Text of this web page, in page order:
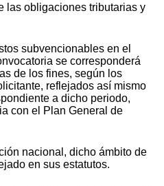
las obligaciones tributarias y
subvencionables en el
se corresponderá
de los fines, según los
reflejados así mismo
a dicho periodo,
con el Plan General de
nacional, dicho ámbito de
en sus estatutos.